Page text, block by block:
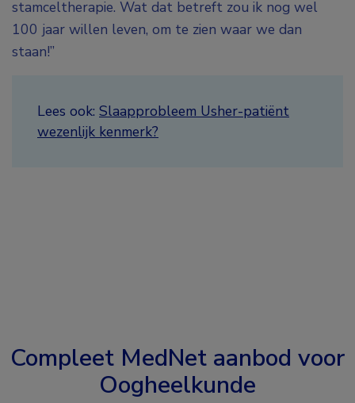
stamceltherapie. Wat dat betreft zou ik nog wel
100 jaar willen leven, om te zien waar we dan
staan!”
Lees ook: Slaapprobleem Usher-patiënt
wezenlijk kenmerk?
Compleet MedNet aanbod voor
Oogheelkunde